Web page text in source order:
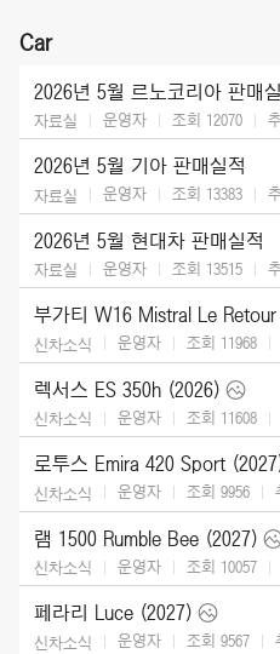
Car
2026년 5월 르노코리아 판매
자료실 운영자 조회 12070
2026년 5월 기아 판매실적
자료실 운영자 조회 13383
2026년 5월 현대차 판매실적
자료실 운영자 조회 13515
신차소식 운영자 조회 11968
렉서스 ES 350h (2026)
신차소식 운영자 조회 11608
로투스 Emira 420 Sport
신차소식 운영자 조회 9956
램 1500 Rumble Bee (2027)
신차소식 운영자 조회 10057
페라리 Luce (2027)
신차소식 운영자 조회 9567